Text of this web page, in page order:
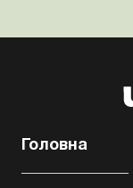
Головна